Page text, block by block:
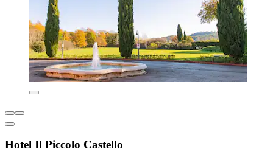
Hotel Il Piccolo Castello